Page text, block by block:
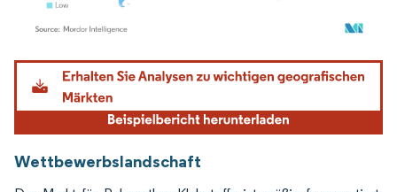
Bild © Mordor Intelligence. Wiederverwendung erfordert Namensnennung gemäß
Wettbewerbslandschaft